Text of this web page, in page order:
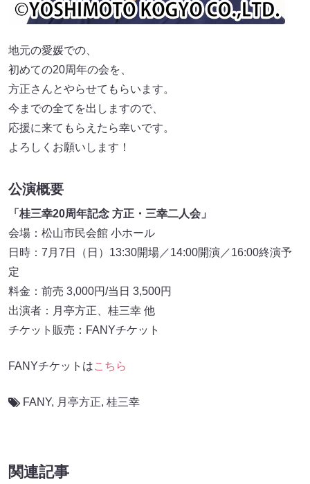
地元の愛媛での、
初めての20周年の会を、
方正さんとやらせてもらいます。
今までの全てを出しますので、
応援に来てもらえたら幸いです。
よろしくお願いします！
公演概要
「桂三幸20周年記念 方正・三幸二人会」
会場：松山市民会館 小ホール
日時：7月7日（日）13:30開場／14:00開演／16:00終演予
定
料金：前売 3,000円/当日 3,500円
出演者：月亭方正、桂三幸 他
チケット販売：FANYチケット
FANYチケットはこちら
FANY, 月亭方正, 桂三幸
関連記事